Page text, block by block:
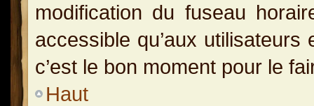
modification du fuseau
accessible qu’aux
c’est le bon moment pour le
Haut